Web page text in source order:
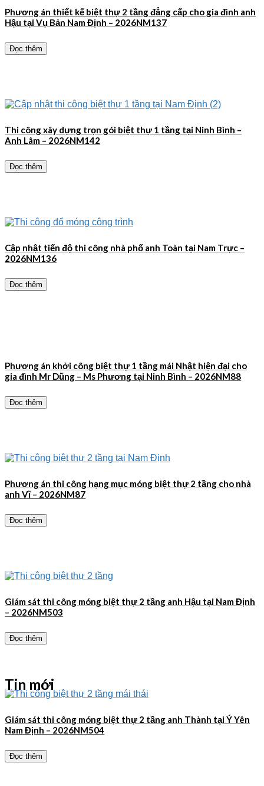
Phương án thiết kế biệt thự 2 tầng đẳng cấp cho gia đình anh
Hậu tại Vụ Bản Nam Định – 2026NM137
Đọc thêm
Thi công xây dựng trọn gói biệt thự 1 tầng tại Ninh Bình –
Anh Lâm – 2026NM142
Đọc thêm
Cập nhật tiến độ thi công nhà phố anh Toàn tại Nam Trực –
2026NM136
Đọc thêm
Phương án khởi công biệt thự 1 tầng mái Nhật hiện đại cho
gia đình Mr Dũng – Ms Phương tại Ninh Bình – 2026NM88
Đọc thêm
Phương án thi công hạng mục móng biệt thự 2 tầng cho nhà
anh Vĩ – 2026NM87
Đọc thêm
Giám sát thi công móng biệt thự 2 tầng anh Hậu tại Nam Định
– 2026NM503
Đọc thêm
Giám sát thi công móng biệt thự 2 tầng anh Thành tại Ý Yên
Nam Định – 2026NM504
Đọc thêm
Tin mới